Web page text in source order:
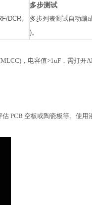
DCR。
多步测试
多步列表测试自动编
)。
，电容值>1uF，需打开
PCB 空板或陶瓷板等。使